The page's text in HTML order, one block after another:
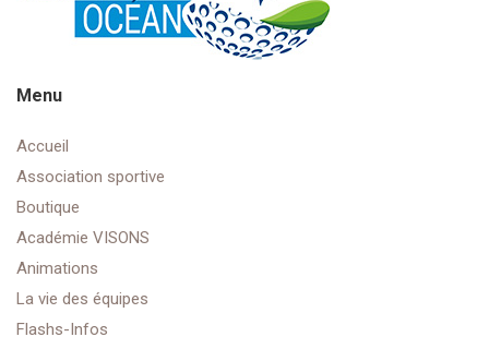
Menu
Accueil
Association sportive
Boutique
Académie VISONS
Animations
La vie des équipes
Flashs-Infos